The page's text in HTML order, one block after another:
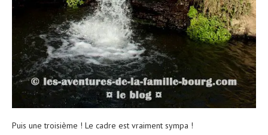
Puis une troisième ! Le cadre est vraiment sympa !